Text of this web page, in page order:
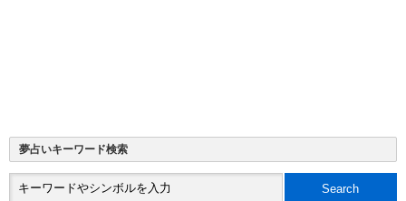
夢占いキーワード検索